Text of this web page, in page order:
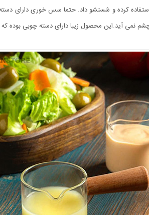
کرده و شستشو داد. حتما سس خوری دارای دسته
آید.این محصول زیبا دارای دسته چوبی بوده که